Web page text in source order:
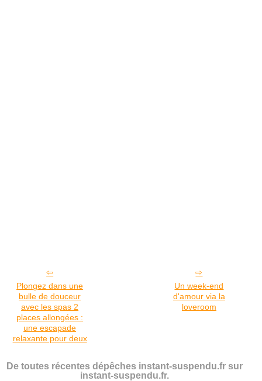
Plongez dans une
bulle de douceur
avec les spas 2
places allongées :
une escapade
relaxante pour deux
Un week-end
d'amour via la
loveroom
De toutes récentes dépêches instant-suspendu.fr sur
instant-suspendu.fr.